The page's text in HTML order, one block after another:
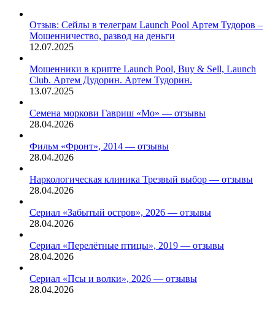
Отзыв: Сейлы в телеграм Launch Pool Артем Тудоров –
Мошенничество, развод на деньги
12.07.2025
Мошенники в крипте Launch Pool, Buy & Sell, Launch
Club. Артем Дудорин. Артем Тудорин.
13.07.2025
Семена моркови Гавриш «Мо» — отзывы
28.04.2026
Фильм «Фронт», 2014 — отзывы
28.04.2026
Наркологическая клиника Трезвый выбор — отзывы
28.04.2026
Сериал «Забытый остров», 2026 — отзывы
28.04.2026
Сериал «Перелётные птицы», 2019 — отзывы
28.04.2026
Сериал «Псы и волки», 2026 — отзывы
28.04.2026